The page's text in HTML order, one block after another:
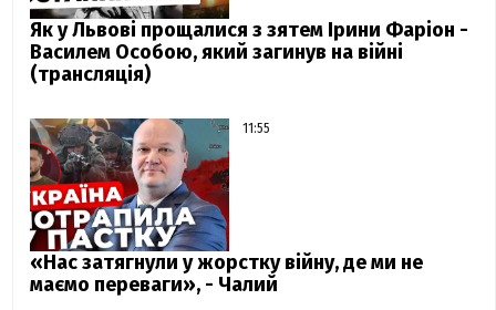
Як у Львові прощалися з зятем Ірини Фаріон -
Василем Особою, який загинув на війні
(трансляція)
11:55
«Нас затягнули у жорстку війну, де ми не
маємо переваги», - Чалий